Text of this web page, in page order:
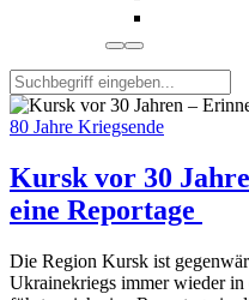
80 Jahre Kriegsende
Kursk vor 30
eine Reportage
Die Region Kursk ist
Ukrainekriegs immer wieder